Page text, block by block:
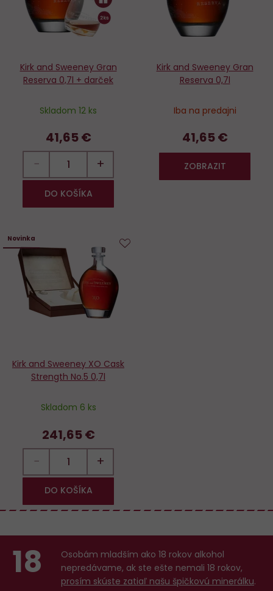
Kirk and Sweeney Gran
Reserva 0,7l + darček
Skladom 12 ks
41,65 €
− +
DO KOŠÍKA
Kirk and Sweeney Gran
Reserva 0,7l
Iba na predajni
41,65 €
ZOBRAZIT
Novinka
Kirk and Sweeney XO Cask
Strength No.5 0,7l
Skladom 6 ks
241,65 €
− +
DO KOŠÍKA
18
Osobám mladším ako 18 rokov alkohol
nepredávame, ak ste ešte nemali 18 rokov,
prosím skúste zatiaľ našu špičkovú minerálku.